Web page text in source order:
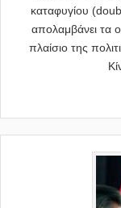
καταφυγίου
απολαμβάνει τα
πλαίσιο της